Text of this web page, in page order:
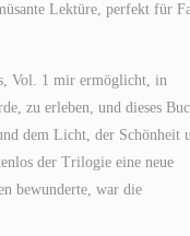
Lektüre, perfekt für
Vol. 1 mir ermöglicht, in
zu erleben, und dieses
dem Licht, der Schönheit
der Trilogie eine neue
bewunderte, war die